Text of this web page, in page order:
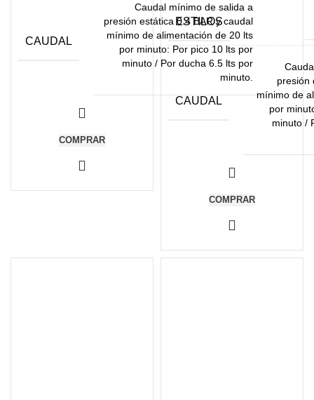
CAUDAL
Caudal mínimo de salida a
presión estática 0.4 BAR y caudal
mínimo de alimentación de 20 lts
por minuto: Por pico 10 lts por
minuto / Por ducha 6.5 lts por
minuto.
COMPRAR
ESTILOS
CAUDAL
presión
mínimo de
por
minuto /
COMPRAR